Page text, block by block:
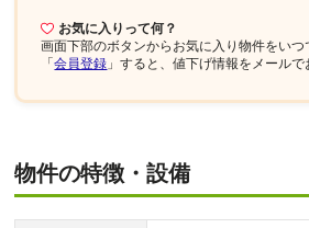
お気に入りって何？
画面下部のボタンからお気に入り物件をい
「会員登録 」すると、値下げ情報をメールで
物件の特徴・設備